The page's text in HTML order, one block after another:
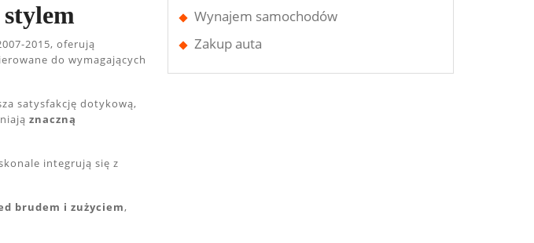
2015, oferują
do wymagających
satysfakcję dotykową,
znaczną
integrują się z
brudem i zużyciem,
Wynajem samochodów
Zakup auta